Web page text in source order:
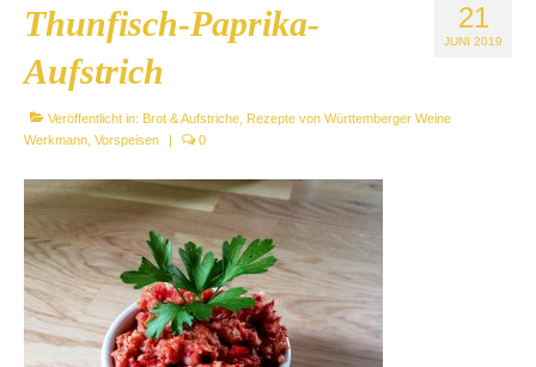
Shop
Neues
Rezepte
Mein Konto
21
JUNI 2019
Thunfisch-Paprika-
Aufstrich
Veröffentlicht in: Brot & Aufstriche Rezepte von Württemberger Weine
Werkmann Vorspeisen | 0